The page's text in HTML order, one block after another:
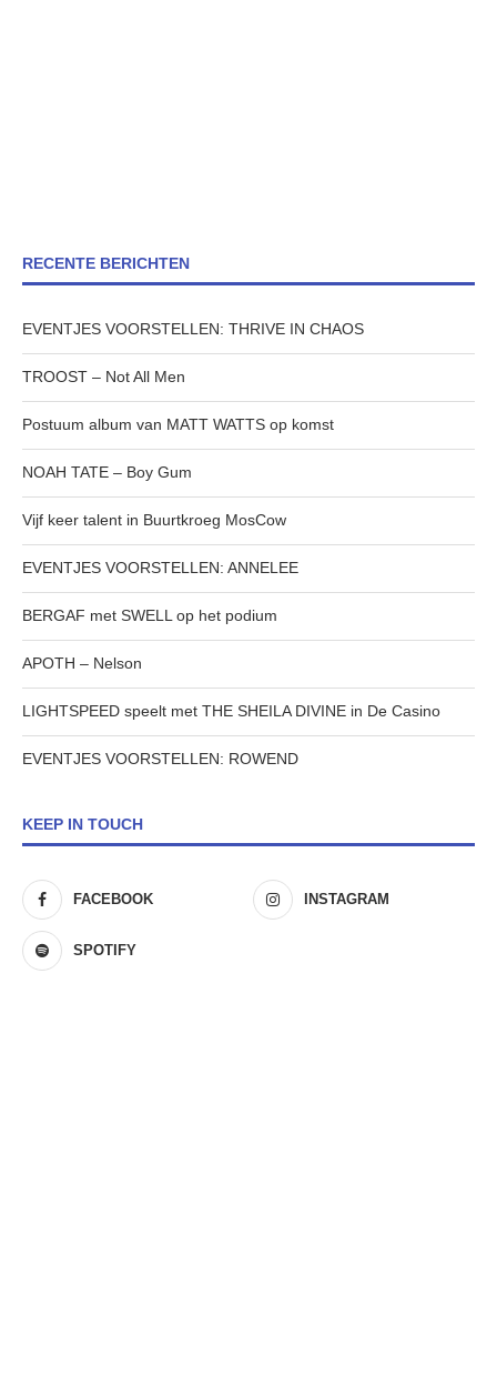
RECENTE BERICHTEN
EVENTJES VOORSTELLEN: THRIVE IN CHAOS
TROOST – Not All Men
Postuum album van MATT WATTS op komst
NOAH TATE – Boy Gum
Vijf keer talent in Buurtkroeg MosCow
EVENTJES VOORSTELLEN: ANNELEE
BERGAF met SWELL op het podium
APOTH – Nelson
LIGHTSPEED speelt met THE SHEILA DIVINE in De Casino
EVENTJES VOORSTELLEN: ROWEND
KEEP IN TOUCH
FACEBOOK INSTAGRAM
SPOTIFY